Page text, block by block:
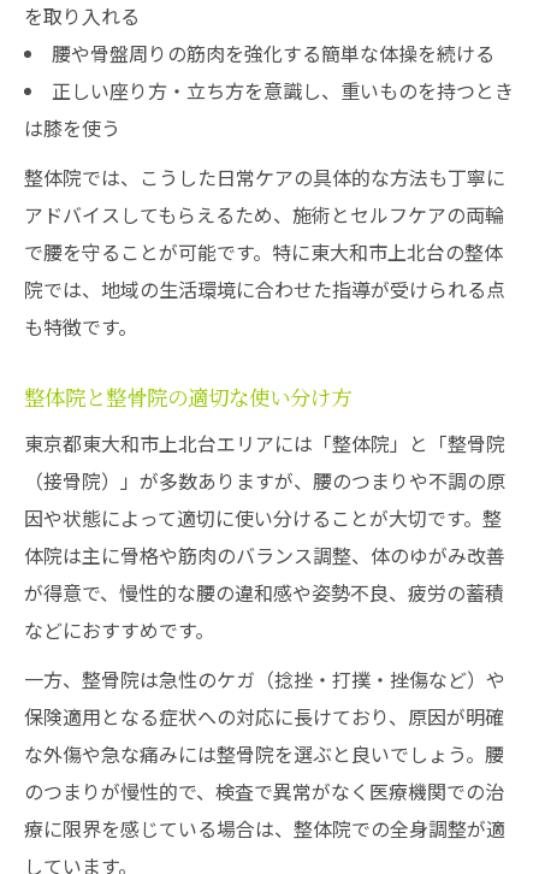
を取り入れる
腰や骨盤周りの筋肉を強化する簡単な体操を続ける
正しい座り方・立ち方を意識し、重いものを持つとき
は膝を使う
整体院では、こうした日常ケアの具体的な方法も丁寧に
アドバイスしてもらえるため、施術とセルフケアの両輪
で腰を守ることが可能です。特に東大和市上北台の整体
院では、地域の生活環境に合わせた指導が受けられる点
も特徴です。
整体院と整骨院の適切な使い分け方
東京都東大和市上北台エリアには「整体院」と「整骨院
（接骨院）」が多数ありますが、腰のつまりや不調の原
因や状態によって適切に使い分けることが大切です。整
体院は主に骨格や筋肉のバランス調整、体のゆがみ改善
が得意で、慢性的な腰の違和感や姿勢不良、疲労の蓄積
などにおすすめです。
一方、整骨院は急性のケガ（捻挫・打撲・挫傷など）や
保険適用となる症状への対応に長けており、原因が明確
な外傷や急な痛みには整骨院を選ぶと良いでしょう。腰
のつまりが慢性的で、検査で異常がなく医療機関での治
療に限界を感じている場合は、整体院での全身調整が適
しています。